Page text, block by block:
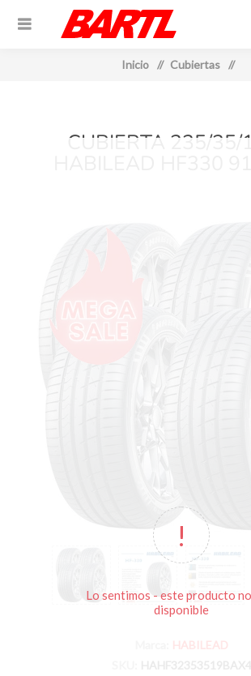
Inicio / Cubiertas /
CUBIERTA 235/35/
Lo sentimos - este producto
disponible
HABILEAD